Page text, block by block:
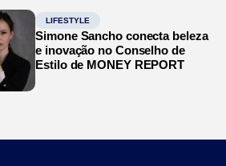
LIFESTYLE
Simone Sancho conecta beleza
e inovação no Conselho de
Estilo de MONEY REPORT